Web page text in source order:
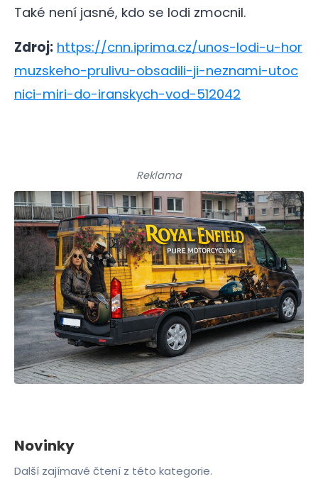
Také není jasné, kdo se lodi zmocnil.
Zdroj: https://cnn.iprima.cz/unos-lodi-u-hor
muzskeho-prulivu-obsadili-ji-neznami-utoc
nici-miri-do-iranskych-vod-512042
Reklama
Novinky
Další zajímavé čtení z této kategorie.